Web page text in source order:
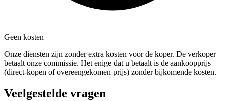
Geen kosten
Onze diensten zijn zonder extra kosten voor de koper. De verkoper
betaalt onze commissie. Het enige dat u betaalt is de aankoopprijs
(direct-kopen of overeengekomen prijs) zonder bijkomende kosten.
Veelgestelde vragen